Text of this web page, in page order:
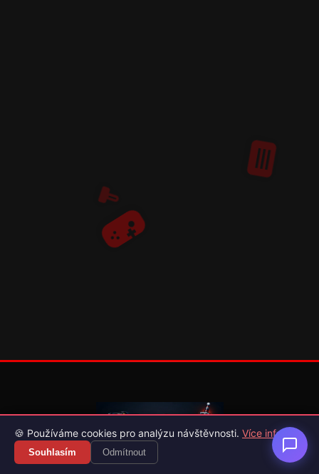
Váš průvodce světem videoher. Novinky, recenze a česko-
🍪 Používáme cookies pro analýzu návštěvnosti. Více info
Souhlasím Odmítnout